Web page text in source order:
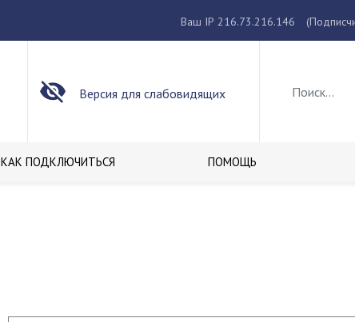
Ваш IP 216.73.216.146
Версия для слабовидящих
КАК ПОДКЛЮЧИТЬСЯ ПОМОЩЬ